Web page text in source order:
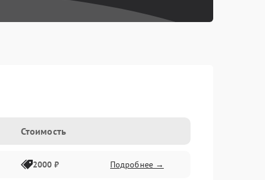
Стоимость
2000 ₽ Подробнее →